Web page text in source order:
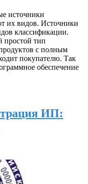
источники
их видов. Источники
классификации.
простой тип
с полным
покупателю. Так
обеспечение
ИП: